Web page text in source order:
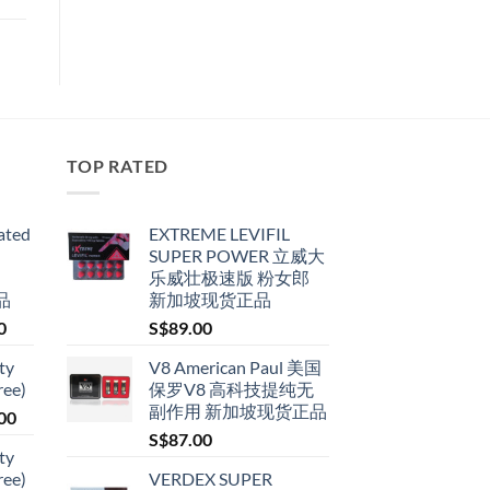
Price
S$79.00
through
S$399.00
Price
through
TOP RATED
EXTREME LEVIFIL
SUPER POWER 立威大
乐威壮极速版 粉女郎
新加坡现货正品
S$89.00
V8 American Paul 美国
保罗V8 高科技提纯无
副作用 新加坡现货正品
S$87.00
VERDEX SUPER